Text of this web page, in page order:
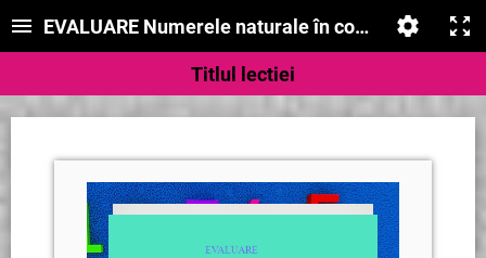
EVALUARE Numerele naturale în concentrul 0-5.
Titlul lectiei